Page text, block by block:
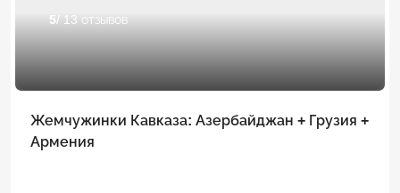
5/ 13 отзывов
Жемчужинки Кавказа: Азербайджан + Грузия +
Армения